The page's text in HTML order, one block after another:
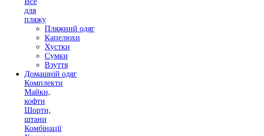
для
пляжу
Пляжний одяг
Капелюхи
Хустки
Сумки
Взуття
Домашній одяг
Комплекти
Майки,
кофти
Шорти,
штани
Комбінації